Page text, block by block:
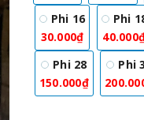
Phi 16
30.000₫
Phi
Phi 28
150.000₫
Phi